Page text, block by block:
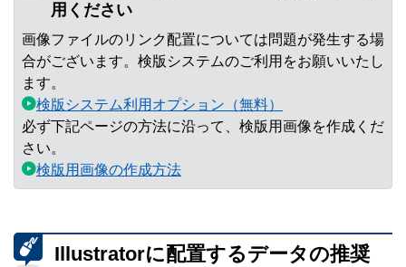
用ください
画像ファイルのリンク配置については問題が発生する場
合がございます。検版システムのご利用をお願いいたし
ます。
検版システム利用オプション（無料）
必ず下記ページの方法に沿って、検版用画像を作成くだ
さい。
検版用画像の作成方法
Illustratorに配置するデータの推奨